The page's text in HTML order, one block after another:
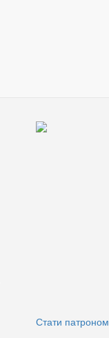
Стати патроном